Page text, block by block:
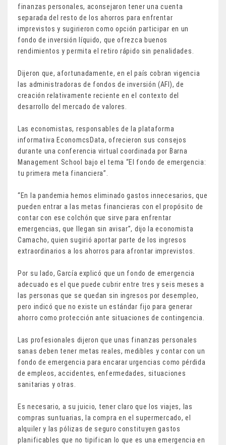
finanzas personales, aconsejaron tener una cuenta
separada del resto de los ahorros para enfrentar
imprevistos y sugirieron como opción participar en un
fondo de inversión líquido, que ofrezca buenos
rendimientos y permita el retiro rápido sin penalidades.
Dijeron que, afortunadamente, en el país cobran vigencia
las administradoras de fondos de inversión (AFI), de
creación relativamente reciente en el contexto del
desarrollo del mercado de valores.
Las economistas, responsables de la plataforma
informativa EconomcsData, ofrecieron sus consejos
durante una conferencia virtual coordinada por Barna
Management School bajo el tema “El fondo de emergencia:
tu primera meta financiera”.
“En la pandemia hemos eliminado gastos innecesarios, que
pueden entrar a las metas financieras con el propósito de
contar con ese colchón que sirve para enfrentar
emergencias, que llegan sin avisar”, dijo la economista
Camacho, quien sugirió aportar parte de los ingresos
extraordinarios a los ahorros para afrontar imprevistos.
Por su lado, García explicó que un fondo de emergencia
adecuado es el que puede cubrir entre tres y seis meses a
las personas que se quedan sin ingresos por desempleo,
pero indicó que no existe un estándar fijo para generar
ahorro como protección ante situaciones de contingencia.
Las profesionales dijeron que unas finanzas personales
sanas deben tener metas reales, medibles y contar con un
fondo de emergencia para encarar urgencias como pérdida
de empleos, accidentes, enfermedades, situaciones
sanitarias y otras.
Es necesario, a su juicio, tener claro que los viajes, las
compras suntuarias, la compra en el supermercado, el
alquiler y las pólizas de seguro constituyen gastos
planificables que no tipifican lo que es una emergencia en